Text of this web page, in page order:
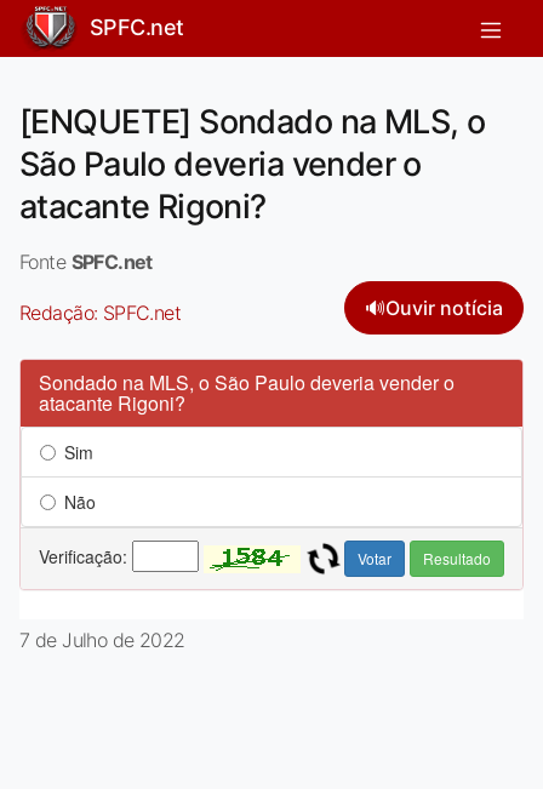
SPFC.net
[ENQUETE] Sondado na MLS, o
São Paulo deveria vender o
atacante Rigoni?
Fonte SPFC.net
Redação: SPFC.net 🔊Ouvir notícia
7 de Julho de 2022